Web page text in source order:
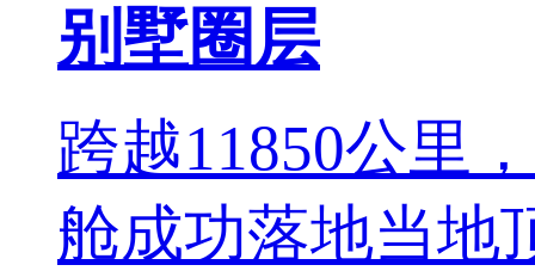
别墅圈层
跨越11850公里
舱成功落地当地